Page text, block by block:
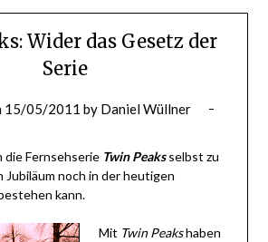
Wider das Gesetz der
Serie
15/05/2011 by Daniel Wüllner
die Fernsehserie Twin Peaksselbst zu
Jubiläum noch in der heutigen
kann.
Mit Twin Peakshaben